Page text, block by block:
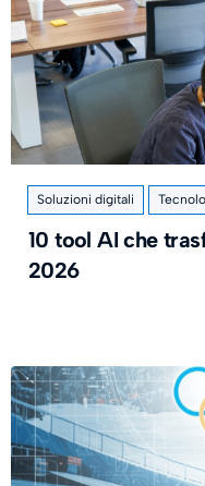
Soluzioni digitali
10 tool AI che
2026